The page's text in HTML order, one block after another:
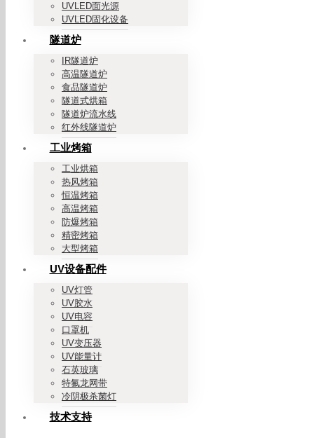
UVLED面光源
UVLED固化设备
隧道炉
IR隧道炉
高温隧道炉
食品隧道炉
隧道式烘箱
隧道炉流水线
红外线隧道炉
工业烤箱
工业烘箱
热风烤箱
恒温烤箱
高温烤箱
防爆烤箱
精密烤箱
大型烤箱
UV设备配件
UV灯管
UV胶水
UV电容
口罩机
UV变压器
UV能量计
石英玻璃
特氟龙网带
冷阴极杀菌灯
技术支持